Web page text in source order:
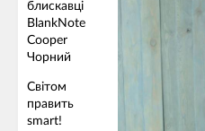
блискавці
BlankNote
Cooper
Чорний
Світом
править
smart!